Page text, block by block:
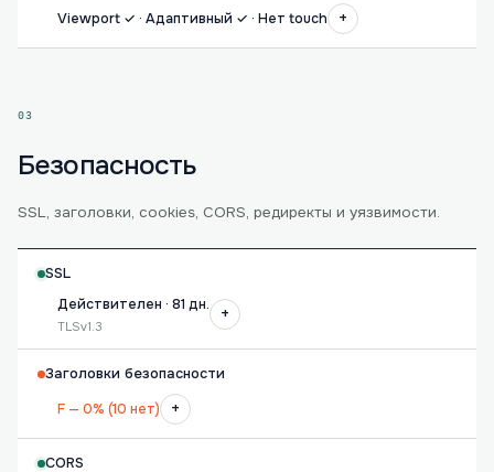
Viewport ✓ · Адаптивный ✓ · Нет touch
+
03
Безопасность
SSL, заголовки, cookies, CORS, редиректы и уязвимости.
SSL
Действителен · 81 дн.
TLSv1.3
+
Заголовки безопасности
F — 0% (10 нет)
+
CORS